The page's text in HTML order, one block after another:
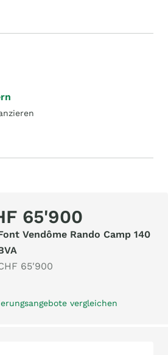
65'900
Vendôme Rando Camp 140
65'900
vergleichen